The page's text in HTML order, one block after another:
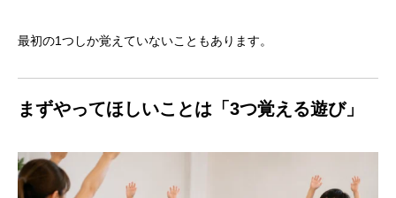
最初の1つしか覚えていないこともあります。
まずやってほしいことは「3つ覚える遊び」